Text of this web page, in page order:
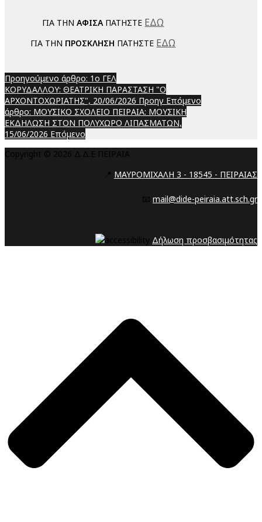
ΓΙΑ ΤΗΝΑΦΙΣΑ ΠΑΤΗΣΤΕ ΕΔΩ
ΓΙΑ ΤΗΝ ΠΡΟΣΚΛΗΣΗ ΠΑΤΗΣΤΕ ΕΔΩ
Προηγούμενο άρθρο: 1ο ΓΕΛ
ΚΟΡΥΔΑΛΛΟΥ: ΘΕΑΤΡΙΚΗ ΠΑΡΑΣΤΑΣΗ "Ο
ΑΡΧΟΝΤΟΧΩΡΙΑΤΗΣ", 20/06/2026 Προηγ Επόμενο
άρθρο: ΜΟΥΣΙΚΟ ΣΧΟΛΕΙΟ ΠΕΙΡΑΙΑ: ΜΟΥΣΙΚΗ
ΕΚΔΗΛΩΣΗ ΣΤΟΝ ΠΟΛΥΧΩΡΟ ΛΙΠΑΣΜΑΤΩΝ,
15/06/2026 Επόμενο
Copyright © 2026 Δ.Δ.Ε ΠΕΙΡΑΙΑ
📍 ΜΑΥΡΟΜΙΧΑΛΗ 3 - 18545 - ΠΕΙΡΑΙΑΣ
📧 mail@dide-peiraia.att.sch.gr
Δήλωση προσβασιμότητας